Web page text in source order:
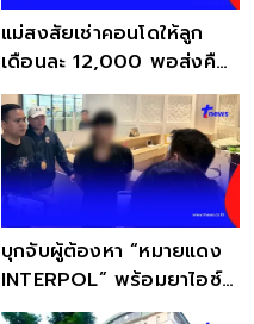
แม่สงสัยเช่าคอนโดให้ลูก
เดือนละ 12,000 พอส่งคืน
โดนค่าซ่อม 30,000
บุกจับผู้ต้องหา “หมายแดง
INTERPOL” พร้อมยาไอซ์
คาคอนโด